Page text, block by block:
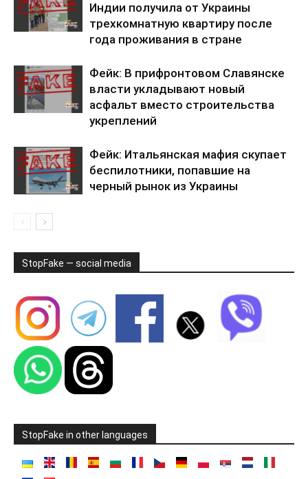
Индии получила от Украины
трехкомнатную квартиру после
года проживания в стране
Фейк: В прифронтовом Славянске
власти укладывают новый
асфальт вместо строительства
укреплений
Фейк: Итальянская мафия скупает
беспилотники, попавшие на
черный рынок из Украины
StopFake — social media
StopFake in other languages